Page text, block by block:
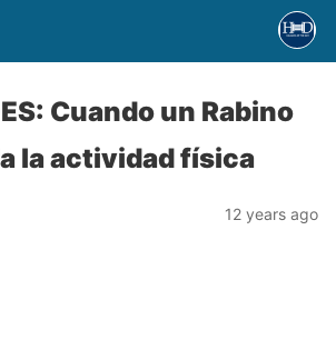
Cuando un Rabino
la actividad física
12 years ago